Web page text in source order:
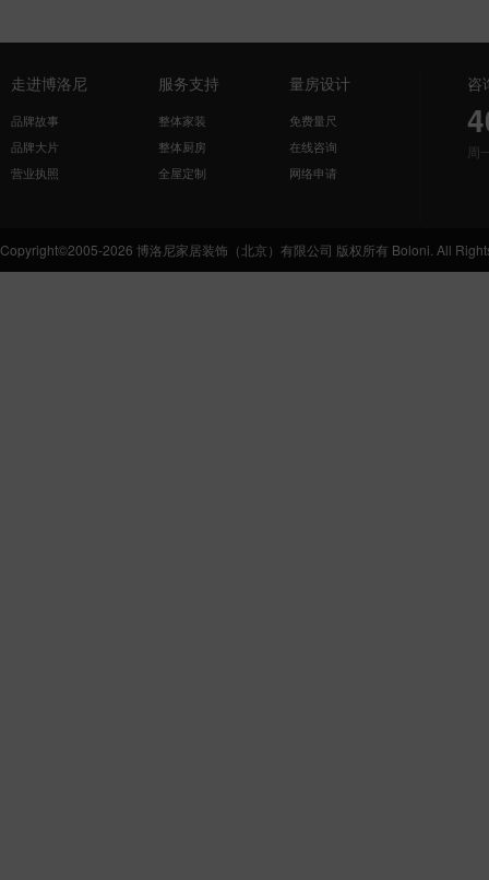
走进博洛尼
品牌故事
品牌大片
营业执照
服务支持
整体家装
整体厨房
全屋定制
量房设计
免费量尺
在线咨询
网络申请
咨
周
Copyright©2005-2026 博洛尼家居装饰（北京）有限公司 版权所有 Boloni. All